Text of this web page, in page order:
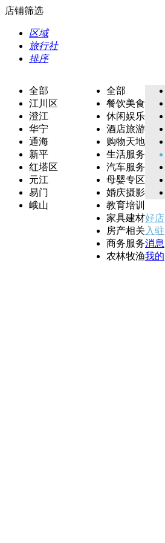
店铺筛选
区域
旅行社
排序
全部
江川区
澄江
华宁
通海
新平
红塔区
元江
易门
峨山
全部
餐饮美食
休闲娱乐
酒店旅游
购物天地
生活服务
汽车服务
母婴专区
婚庆摄影
教育培训
家具建材
房产相关
商务服务
农林牧渔
好店
入驻
消息
我的